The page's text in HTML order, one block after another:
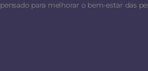
para melhorar o bem-estar das